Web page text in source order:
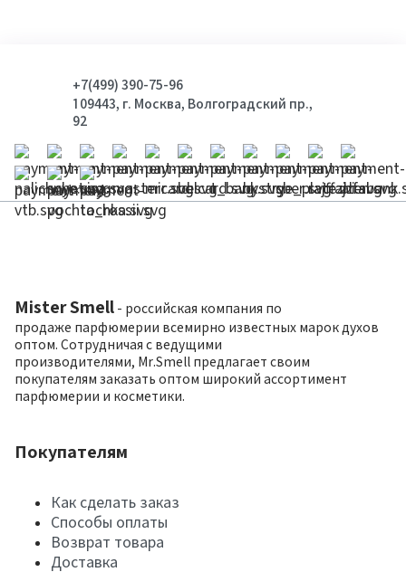
+7(499) 390-75-96
109443, г. Москва, Волгоградский пр.,
92
Mister Smell - российская компания по
продаже парфюмерии всемирно известных марок духов
оптом. Сотрудничая с ведущими
производителями, Mr.Smell предлагает своим
покупателям заказать оптом широкий ассортимент
парфюмерии и косметики.
Покупателям
Как сделать заказ
Способы оплаты
Возврат товара
Доставка